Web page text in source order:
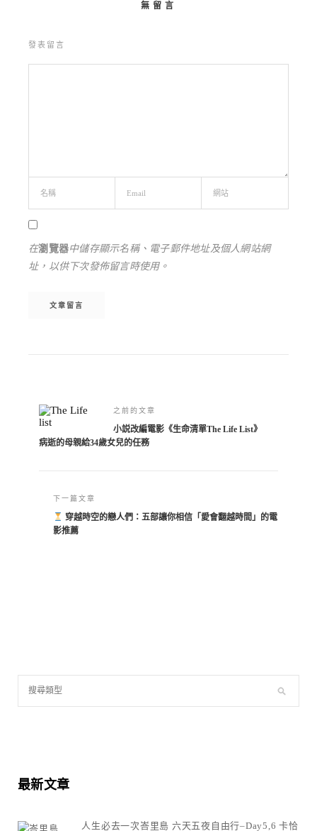
無留言
發表留言
在瀏覽器中儲存顯示名稱、電子郵件地址及個人網站網
址，以供下次發佈留言時使用。
之前的文章
小説改編電影《生命清單The Life List》
病逝的母親給34歲女兒的任務
下一篇文章
穿越時空的戀人們：五部讓你相信「愛會翻越時間」的電
影推薦
最新文章
人生必去一次峇里島 六天五夜自由行–Day5,6 卡恰